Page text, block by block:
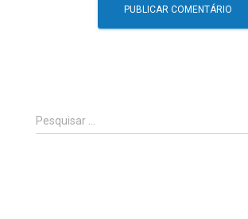
P
e
Pesquisar …